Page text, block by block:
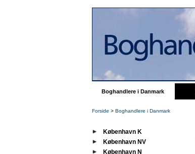
Boghandlere i Danmark
Forside > Boghandlere i Danmark
København K
København NV
København N